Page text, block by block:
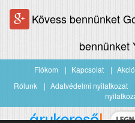
Kövess bennünket
bennünket
Fiókom Kapcsolat
Rólunk
Adatvédelmi nyilatkozat